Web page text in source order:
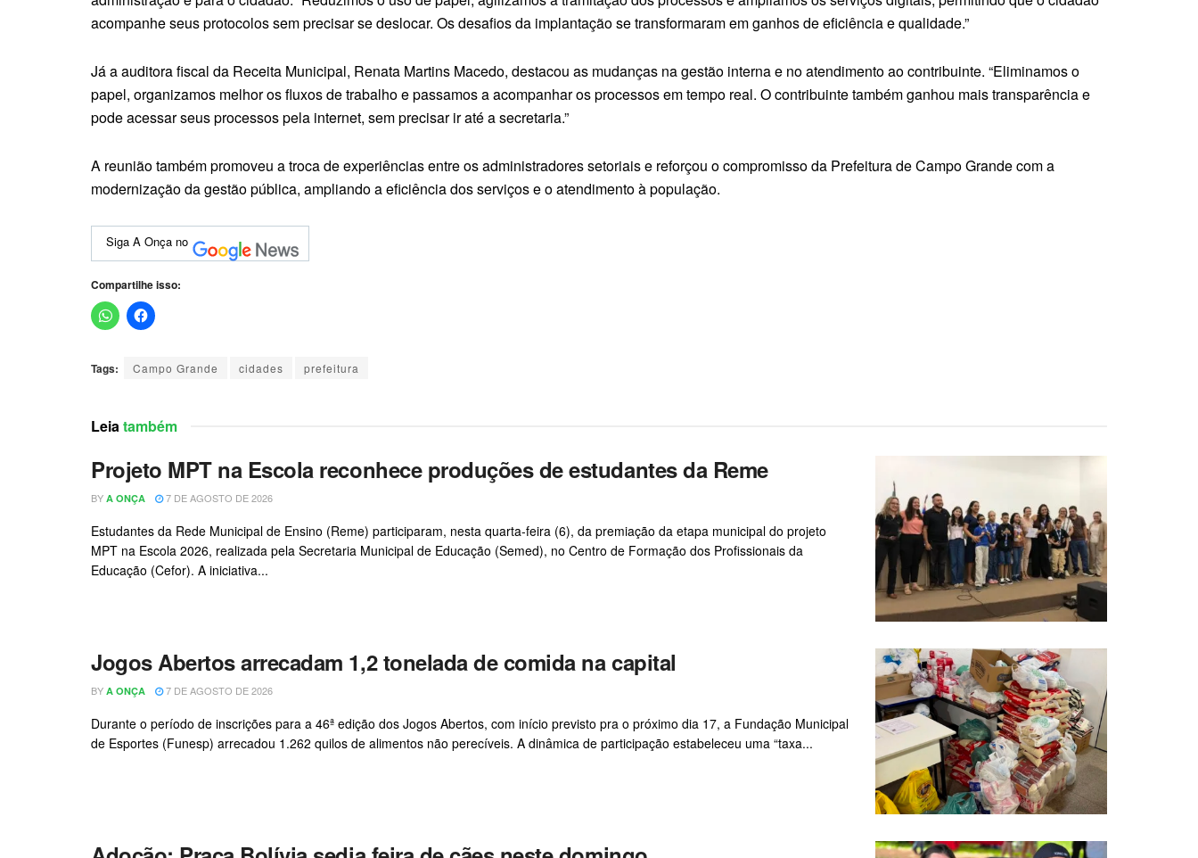
acompanhe seus protocolos sem precisar se deslocar. Os desafios da implantação se transformaram em ganhos de eficiência e qualidade.”
Já a auditora fiscal da Receita Municipal, Renata Martins Macedo, destacou as mudanças na gestão interna e no atendimento ao contribuinte. “Eliminamos o
papel, organizamos melhor os fluxos de trabalho e passamos a acompanhar os processos em tempo real. O contribuinte também ganhou mais transparência e
pode acessar seus processos pela internet, sem precisar ir até a secretaria.”
A reunião também promoveu a troca de experiências entre os administradores setoriais e reforçou o compromisso da Prefeitura de Campo Grande com a
modernização da gestão pública, ampliando a eficiência dos serviços e o atendimento à população.
Siga A Onça no
Compartilhe isso:
Tags: Campo Grande cidades prefeitura
Leiatambém
Projeto MPT na Escola reconhece produções de estudantes da Reme
BY A ONÇA 7 DE AGOSTO DE 2026
Estudantes da Rede Municipal de Ensino (Reme) participaram, nesta quarta-feira (6), da premiação da etapa municipal do projeto
MPT na Escola 2026, realizada pela Secretaria Municipal de Educação (Semed), no Centro de Formação dos Profissionais da
Educação (Cefor). A iniciativa...
Jogos Abertos arrecadam 1,2 tonelada de comida na capital
BY A ONÇA 7 DE AGOSTO DE 2026
Durante o período de inscrições para a 46ª edição dos Jogos Abertos, com início previsto pra o próximo dia 17, a Fundação Municipal
de Esportes (Funesp) arrecadou 1.262 quilos de alimentos não perecíveis. A dinâmica de participação estabeleceu uma “taxa...